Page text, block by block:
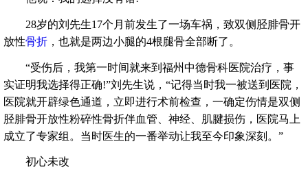
28岁的刘先生17个月前发生了一场车祸，致双侧胫腓骨开
放性骨折，也就是两边小腿的4根腿骨全部断了。
“受伤后，我第一时间就来到福州中德骨科医院治疗，事
实证明我选择得正确!”刘先生说，“记得当时我一被送到医院，
医院就开辟绿色通道，立即进行术前检查，一确定伤情是双侧
胫腓骨开放性粉碎性骨折伴血管、神经、肌腱损伤，医院马上
成立了专家组。当时医生的一番举动让我至今印象深刻。”
初心未改